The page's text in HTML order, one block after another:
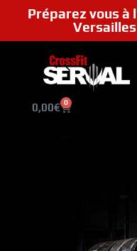
Préparez vous à
Versailles
0,00€ 0